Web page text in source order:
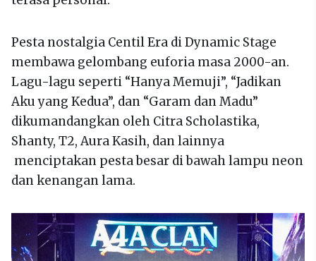
Pesta nostalgia Centil Era di Dynamic Stage
membawa gelombang euforia masa 2000-an.
Lagu-lagu seperti “Hanya Memuji”, “Jadikan
Aku yang Kedua”, dan “Garam dan Madu”
dikumandangkan oleh Citra Scholastika,
Shanty, T2, Aura Kasih, dan lainnya
menciptakan pesta besar di bawah lampu neon
dan kenangan lama.